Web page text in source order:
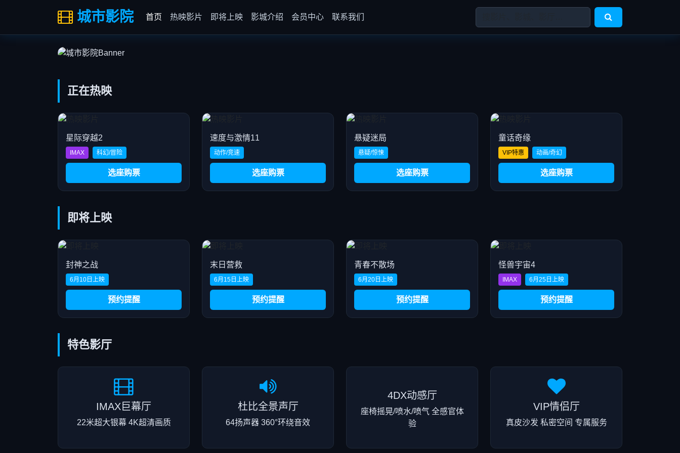
城市影院 首页 热映影片 即将上映 影城介绍 会员中心 联系我们
立即购票
正在热映
星际穿越2
IMAX 科幻/冒险
选座购票
速度与激情11
动作/竞速
选座购票
悬疑迷局
悬疑/惊悚
选座购票
童话奇缘
VIP特惠 动画/奇幻
选座购票
即将上映
封神之战
6月10日上映
预约提醒
末日营救
6月15日上映
预约提醒
青春不散场
6月20日上映
预约提醒
怪兽宇宙4
IMAX 6月25日上映
预约提醒
特色影厅
IMAX巨幕厅
22米超大银幕 4K超清画质
杜比全景声厅
64扬声器 360°环绕音效
4DX动感厅
座椅摇晃/喷水/喷气 全感官体
验
VIP情侣厅
真皮沙发 私密空间 专属服务